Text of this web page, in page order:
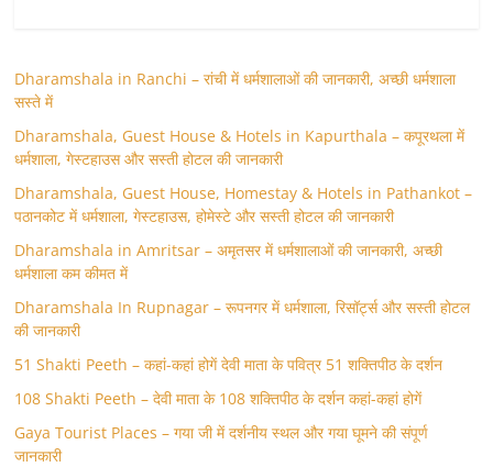
Dharamshala in Ranchi – रांची में धर्मशालाओं की जानकारी, अच्छी धर्मशाला
सस्ते में
Dharamshala, Guest House & Hotels in Kapurthala – कपूरथला में
धर्मशाला, गेस्टहाउस और सस्ती होटल की जानकारी
Dharamshala, Guest House, Homestay & Hotels in Pathankot –
पठानकोट में धर्मशाला, गेस्टहाउस, होमेस्टे और सस्ती होटल की जानकारी
Dharamshala in Amritsar – अमृतसर में धर्मशालाओं की जानकारी, अच्छी
धर्मशाला कम कीमत में
Dharamshala In Rupnagar – रूपनगर में धर्मशाला, रिसॉर्ट्स और सस्ती होटल
की जानकारी
51 Shakti Peeth – कहां-कहां होगें देवी माता के पवित्र 51 शक्तिपीठ के दर्शन
108 Shakti Peeth – देवी माता के 108 शक्तिपीठ के दर्शन कहां-कहां होगें
Gaya Tourist Places – गया जी में दर्शनीय स्थल और गया घूमने की संपूर्ण
जानकारी